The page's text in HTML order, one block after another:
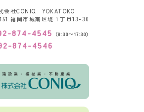
会社CONIQ YOKATOKO
福岡市城南区堤１丁目13-30
874-4545 （8:30〜17:30）
874-4546